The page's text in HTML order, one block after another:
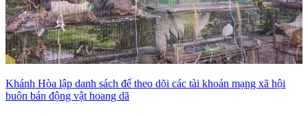
Khánh Hòa lập danh sách để theo dõi các tài khoản mạng xã hội
buôn bán động vật hoang dã